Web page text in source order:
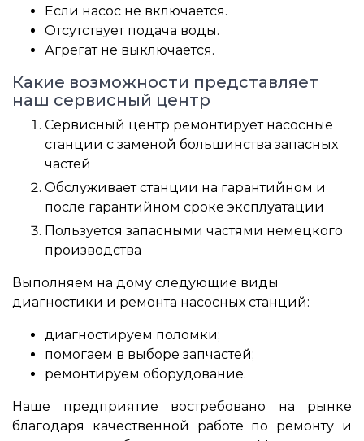
Если насос не включается.
Отсутствует подача воды.
Агрегат не выключается.
Какие возможности представляет
наш сервисный центр
Сервисный центр ремонтирует насосные
станции с заменой большинства запасных
частей
Обслуживает станции на гарантийном и
после гарантийном сроке эксплуатации
Пользуется запасными частями немецкого
производства
Выполняем на дому следующие виды
диагностики и ремонта насосных станций:
диагностируем поломки;
помогаем в выборе запчастей;
ремонтируем оборудование.
Наше предприятие востребовано на рынке
благодаря качественной работе по ремонту и